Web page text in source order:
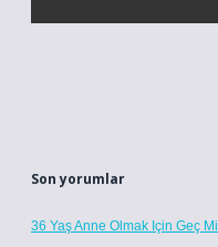
Son yorumlar
36 Yaş Anne Olmak Için Geç Mi